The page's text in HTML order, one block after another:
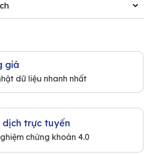
giá
dữ liệu nhanh nhất
dịch trực tuyến
chứng khoán 4.0